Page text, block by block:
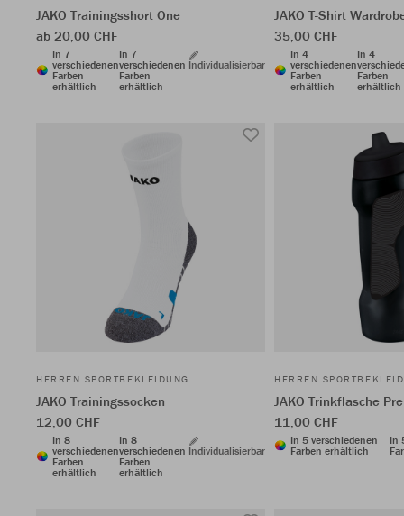
JAKO Trainingsshort One
ab 20,00 CHF
In 7
verschiedenen
Farben
erhältlich
In 7
verschiedenen
Farben
erhältlich
Individualisierbar
JAKO T-Shirt
35,00 CHF
In 4
verschiedenen
Farben
erhältlich
In 4
Farben
erhältlich
HERREN SPORTBEKLEIDUNG
JAKO Trainingssocken
12,00 CHF
In 8
verschiedenen
Farben
erhältlich
In 8
verschiedenen
Farben
erhältlich
Individualisierbar
HERREN
JAKO Trinkflasche
11,00 CHF
In 5 verschiedenen
Farben erhältlich
In